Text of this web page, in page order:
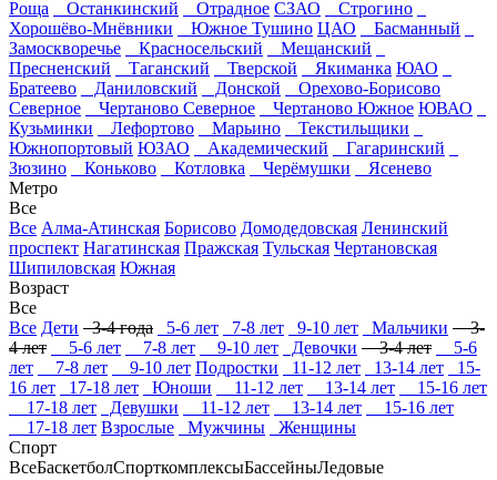
Роща
Останкинский Отрадное СЗАО
Строгино
Хорошёво-Мнёвники
Южное Тушино ЦАО
Басманный
Замоскворечье
Красносельский
Мещанский
Пресненский
Таганский Тверской Якиманка ЮАО
Братеево
Даниловский Донской
Орехово-Борисово
Северное
Чертаново Северное Чертаново Южное ЮВАО
Кузьминки
Лефортово Марьино
Текстильщики
Южнопортовый ЮЗАО Академический
Гагаринский
Зюзино
Коньково Котловка Черёмушки
Ясенево
Метро
Все
Все Алма-Атинская Борисово Домодедовская Ленинский
проспект Нагатинская Пражская Тульская Чертановская
Шипиловская Южная
Возраст
Все
Все Дети 3-4 года 5-6 лет 7-8 лет 9-10 лет Мальчики 3-
4 лет
5-6 лет 7-8 лет 9-10 лет Девочки 3-4 лет
5-6
лет
7-8 лет 9-10 лет Подростки 11-12 лет 13-14 лет
15-
16 лет
17-18 лет Юноши 11-12 лет 13-14 лет
15-16 лет
17-18 лет
Девушки 11-12 лет 13-14 лет
15-16 лет
17-18 лет Взрослые Мужчины
Женщины
Спорт
ВсеБаскетболСпорткомплексыБассейныЛедовые